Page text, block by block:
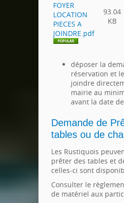
FOYER
LOCATION
PIECES A
JOINDRE.pdf
93.04
KB
déposer la
réservation et
joindre
mairie au
avant la date
Demande de
tables ou de
Les Rustiquois
prêter des tables et
celles-ci sont
Consulter le
de matériel aux